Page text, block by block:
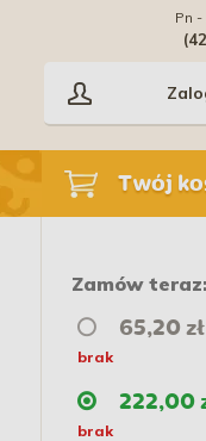
Pn -
Twój
Zamów teraz:
65,20 zł
brak
222,00
brak